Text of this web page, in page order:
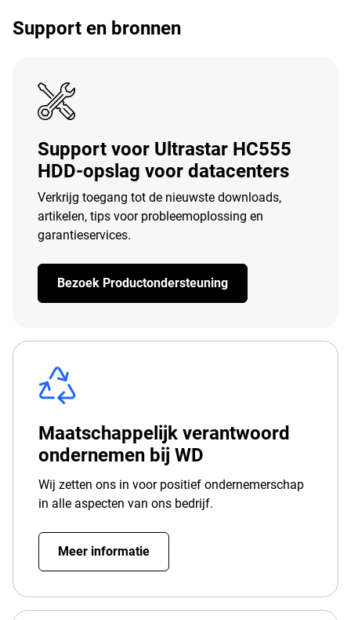
Support en bronnen
Support voor Ultrastar HC555
HDD-opslag voor datacenters
Verkrijg toegang tot de nieuwste downloads,
artikelen, tips voor probleemoplossing en
garantieservices.
Bezoek Productondersteuning
Maatschappelijk verantwoord
ondernemen bij WD
Wij zetten ons in voor positief ondernemerschap
in alle aspecten van ons bedrijf.
Meer informatie